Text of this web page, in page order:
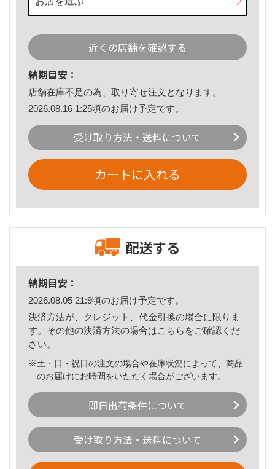
近くの店舗を確認する
納期目安：
店舗在庫不足の為、取り寄せ注文となります。
2026.08.16 1:25頃のお届け予定です。
受け取り方法・送料について
カートに入れる
配送する
納期目安：
2026.08.05 21:9頃のお届け予定です。
決済方法が、クレジット、代金引換の場合に限りま
す。その他の決済方法の場合はこちら をご確認くだ
さい。
※土・日・祝日の注文の場合や在庫状況によって、商品
のお届けにお時間をいただく場合がございます。
即日出荷条件について
受け取り方法・送料について